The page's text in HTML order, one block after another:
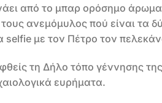
από το μπαρ ορόσημο άρωμα
ανεμόμυλος πού είναι τα
selfie με τον Πέτρο τον
τη Δήλο τόπο γέννησης
ευρήματα.